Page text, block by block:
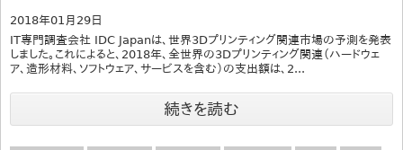
2018年01月29日
IT専門調査会社 IDC Japanは、世界3Dプリンティング関連市場の予測を発表
しました。これによると、2018年、全世界の3Dプリンティング関連（ハードウェ
ア、造形材料、ソフトウェア、サービスを含む）の支出額は、2...
続きを読む